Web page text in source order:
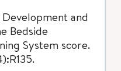
and
Bedside
System score.